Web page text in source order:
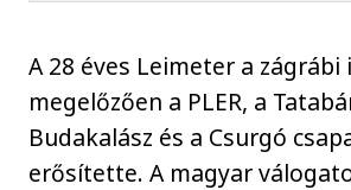
A 28 éves Leimeter a zágrábi
megelőzően a PLER, a
Budakalász és a Csurgó
erősítette. A magyar